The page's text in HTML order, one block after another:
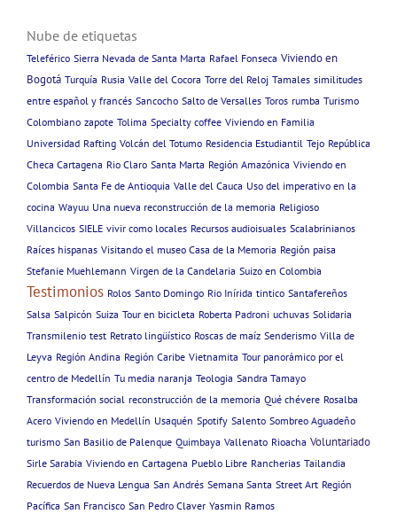
Nube de etiquetas
Teleférico Sierra Nevada de Santa Marta Rafael Fonseca Viviendo en
Bogotá Turquía Rusia Valle del Cocora Torre del Reloj Tamales similitudes
entre español y francés Sancocho Salto de Versalles Toros rumba Turismo
Colombiano zapote Tolima Specialty coffee Viviendo en Familia
Universidad Rafting Volcán del Totumo Residencia Estudiantil Tejo República
Checa Cartagena Rio Claro Santa Marta Región Amazónica Viviendo en
Colombia Santa Fe de Antioquia Valle del Cauca Uso del imperativo en la
cocina Wayuu Una nueva reconstrucción de la memoria Religioso
Villancicos SIELE vivir como locales Recursos audioisuales Scalabrinianos
Raíces hispanas Visitando el museo Casa de la Memoria Región paisa
Stefanie Muehlemann Virgen de la Candelaria Suizo en Colombia
Testimonios Rolos Santo Domingo Rio Inírida tintico Santafereños
Salsa Salpicón Suiza Tour en bicicleta Roberta Padroni uchuvas Solidaria
Transmilenio test Retrato lingüístico Roscas de maíz Senderismo Villa de
Leyva Región Andina Región Caribe Vietnamita Tour panorámico por el
centro de Medellín Tu media naranja Teologia Sandra Tamayo
Transformación social reconstrucción de la memoria Qué chévere Rosalba
Acero Viviendo en Medellín Usaquén Spotify Salento Sombreo Aguadeño
turismo San Basilio de Palenque Quimbaya Vallenato Rioacha Voluntariado
Sirle Sarabia Viviendo en Cartagena Pueblo Libre Rancherias Tailandia
Recuerdos de Nueva Lengua San Andrés Semana Santa Street Art Región
Pacífica San Francisco San Pedro Claver Yasmin Ramos